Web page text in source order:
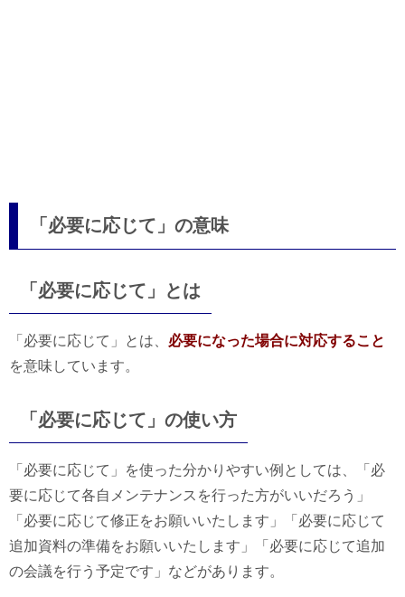
「必要に応じて」の意味
「必要に応じて」とは
「必要に応じて」とは、 必要になった場合に対応すること
を意味しています。
「必要に応じて」の使い方
「必要に応じて」を使った分かりやすい例としては、「必
要に応じて各自メンテナンスを行った方がいいだろう」
「必要に応じて修正をお願いいたします」「必要に応じて
追加資料の準備をお願いいたします」「必要に応じて追加
の会議を行う予定です」などがあります。